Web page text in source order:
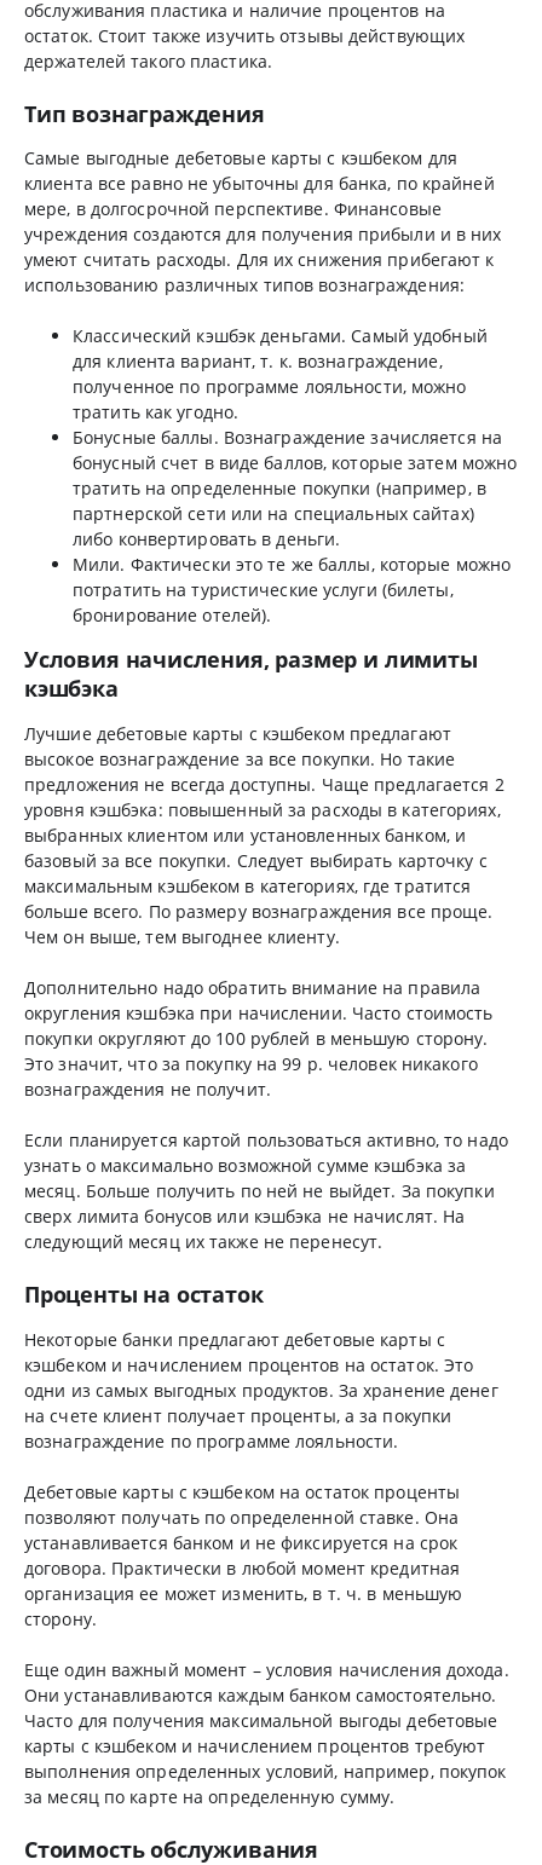
обслуживания пластика и наличие процентов на
остаток. Стоит также изучить отзывы действующих
держателей такого пластика.
Тип вознаграждения
Самые выгодные дебетовые карты с кэшбеком для
клиента все равно не убыточны для банка, по крайней
мере, в долгосрочной перспективе. Финансовые
учреждения создаются для получения прибыли и в них
умеют считать расходы. Для их снижения прибегают к
использованию различных типов вознаграждения:
Классический кэшбэк деньгами. Самый удобный
для клиента вариант, т. к. вознаграждение,
полученное по программе лояльности, можно
тратить как угодно.
Бонусные баллы. Вознаграждение зачисляется на
бонусный счет в виде баллов, которые затем можно
тратить на определенные покупки (например, в
партнерской сети или на специальных сайтах)
либо конвертировать в деньги.
Мили. Фактически это те же баллы, которые можно
потратить на туристические услуги (билеты,
бронирование отелей).
Условия начисления, размер и лимиты
кэшбэка
Лучшие дебетовые карты с кэшбеком предлагают
высокое вознаграждение за все покупки. Но такие
предложения не всегда доступны. Чаще предлагается 2
уровня кэшбэка: повышенный за расходы в категориях,
выбранных клиентом или установленных банком, и
базовый за все покупки. Следует выбирать карточку с
максимальным кэшбеком в категориях, где тратится
больше всего. По размеру вознаграждения все проще.
Чем он выше, тем выгоднее клиенту.
Дополнительно надо обратить внимание на правила
округления кэшбэка при начислении. Часто стоимость
покупки округляют до 100 рублей в меньшую сторону.
Это значит, что за покупку на 99 р. человек никакого
вознаграждения не получит.
Если планируется картой пользоваться активно, то надо
узнать о максимально возможной сумме кэшбэка за
месяц. Больше получить по ней не выйдет. За покупки
сверх лимита бонусов или кэшбэка не начислят. На
следующий месяц их также не перенесут.
Проценты на остаток
Некоторые банки предлагают дебетовые карты с
кэшбеком и начислением процентов на остаток. Это
одни из самых выгодных продуктов. За хранение денег
на счете клиент получает проценты, а за покупки
вознаграждение по программе лояльности.
Дебетовые карты с кэшбеком на остаток проценты
позволяют получать по определенной ставке. Она
устанавливается банком и не фиксируется на срок
договора. Практически в любой момент кредитная
организация ее может изменить, в т. ч. в меньшую
сторону.
Еще один важный момент – условия начисления дохода.
Они устанавливаются каждым банком самостоятельно.
Часто для получения максимальной выгоды дебетовые
карты с кэшбеком и начислением процентов требуют
выполнения определенных условий, например, покупок
за месяц по карте на определенную сумму.
Стоимость обслуживания